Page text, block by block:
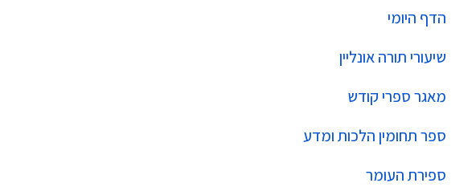
הדף היומי
שיעורי תורה אונליין
מאגר ספרי קודש
ספר תחומין הלכות ומדע
ספירת העומר